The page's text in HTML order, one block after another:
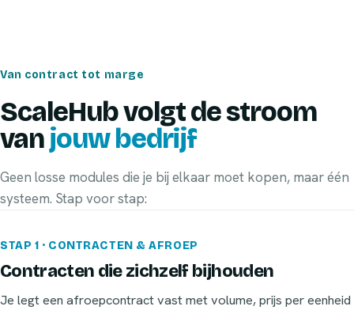
Van contract tot marge
ScaleHub volgt de stroom
vanjouw bedrijf
Geen losse modules die je bij elkaar moet kopen, maar één
systeem. Stap voor stap:
STAP 1 · CONTRACTEN & AFROEP
Contracten die zichzelf bijhouden
Je legt een afroepcontract vast met volume, prijs per eenheid